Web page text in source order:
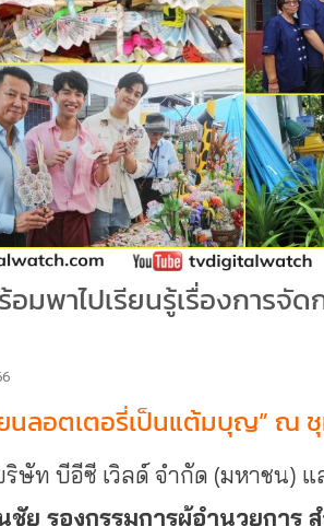
พาไปเรียนรู้เรื่องการจัด
นลอตเตอรี่เป็นแต้มบุญ” ณ ชุ
บีอีซี เวิลด์ จำกัด (มหาชน) แ
ย รองกรรมการผู้อำนวยการ